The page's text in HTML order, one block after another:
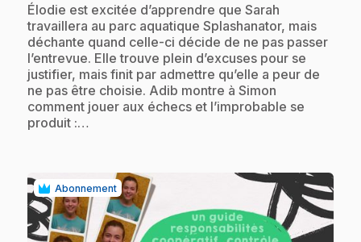
.Élodie est excitée d’apprendre que Sarah
travaillera au parc aquatique Splashanator, mais
déchante quand celle-ci décide de ne pas passer
l’entrevue. Elle trouve plein d’excuses pour se
justifier, mais finit par admettre qu’elle a peur de
ne pas être choisie. Adib montre à Simon
comment jouer aux échecs et l’improbable se
produit :…
Abonnement